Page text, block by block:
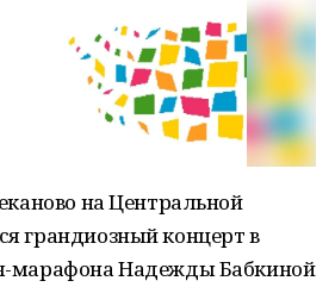
на Центральной
грандиозный концерт в
марафона Надежды Бабкиной